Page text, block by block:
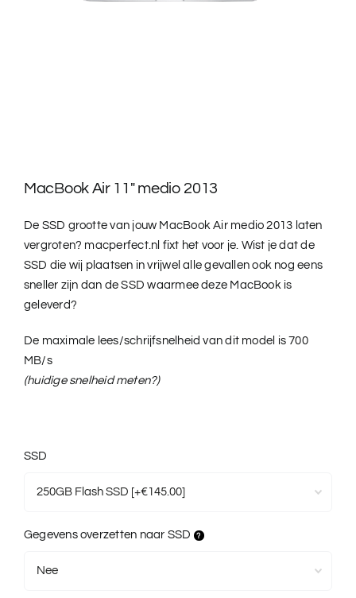
MacBook Air 11″ medio 2013
De SSD grootte van jouw MacBook Air medio 2013 laten
vergroten? macperfect.nl fixt het voor je. Wist je dat de
SSD die wij plaatsen in vrijwel alle gevallen ook nog eens
sneller zijn dan de SSD waarmee deze MacBook is
geleverd?
De maximale lees/schrijfsnelheid van dit model is 700
MB/s
(huidige snelheid meten?)
SSD
Gegevens overzetten naar SSD